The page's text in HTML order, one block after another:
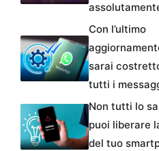
Con l’ultimo
sarai
tutti i
Non tutti lo
puoi liberare
del tuo